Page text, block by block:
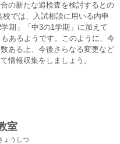
の新たな追検査を検討するとの
では、入試相談に用いる内申
期」「中3の1学期」に加えて
あるようです。このように、今
ある上、今後さらなる変更など
情報収集をしましょう。
室
ょうしつ